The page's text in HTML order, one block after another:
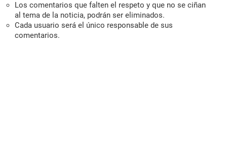
Los comentarios que falten el respeto y que no se ciñan
al tema de la noticia, podrán ser eliminados.
Cada usuario será el único responsable de sus
comentarios.